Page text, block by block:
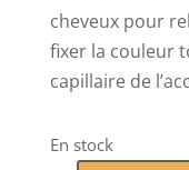
cheveux pour
fixer la couleur
capillaire de
En stock